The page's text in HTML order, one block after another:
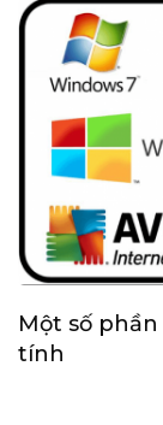
Một số
tính